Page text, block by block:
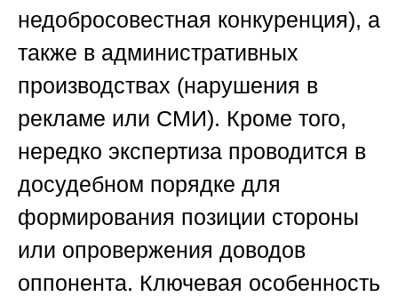
недобросовестная конкуренция), а
также в административных
производствах (нарушения в
рекламе или СМИ). Кроме того,
нередко экспертиза проводится в
досудебном порядке для
формирования позиции стороны
или опровержения доводов
оппонента. Ключевая особенность